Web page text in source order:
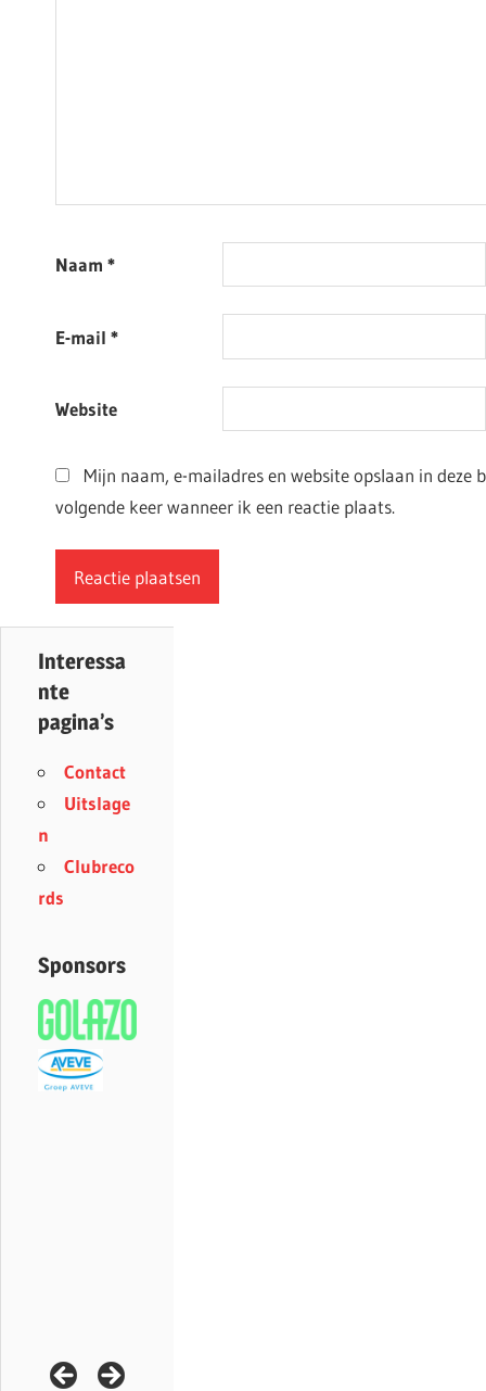
Naam *
E-mail *
Website
Mijn naam, e-mailadres en website opslaan in deze
volgende keer wanneer ik een reactie plaats.
Interessa
nte
pagina’s
Contact
Uitslage
n
Clubreco
rds
Sponsors